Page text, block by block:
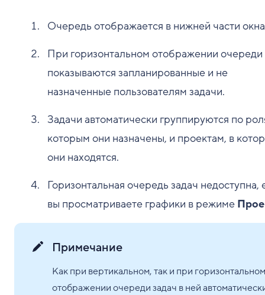
Очередь отображается в нижней части
При горизонтальном отображении очереди
показываются запланированные и не
назначенные пользователям задачи.
Задачи автоматически группируются по
которым они назначены, и проектам, в
они находятся.
Горизонтальная очередь задач недоступна,
вы просматриваете графики в режиме
Примечание
Как при вертикальном, так и при горизонтальном
отображении очереди задач в ней